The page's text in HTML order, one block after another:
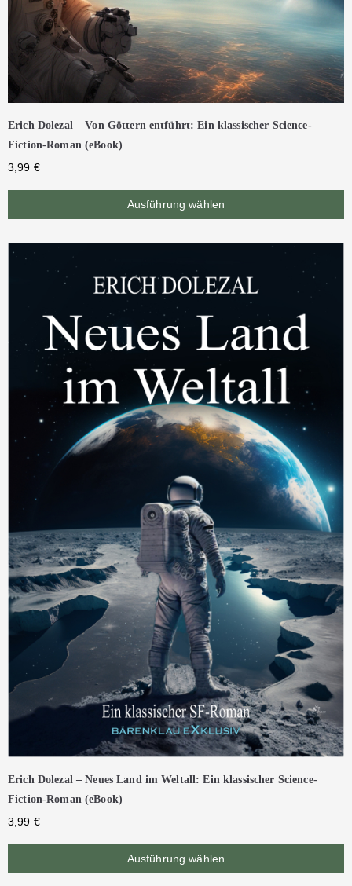
Erich Dolezal – Von Göttern entführt: Ein klassischer Science-
Fiction-Roman (eBook)
3,99 €
Ausführung wählen
Erich Dolezal – Neues Land im Weltall: Ein klassischer Science-
Fiction-Roman (eBook)
3,99 €
Ausführung wählen